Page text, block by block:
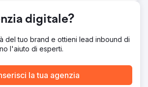
del brand è aumentata del 3.338%
sono aumentati del 2.933%. I clic
Questi risultati riflettono l'impatto di
creatività ottimizzate e un
misurabile.
digitale?
del tuo brand e ottieni lead inbound di
l'aiuto di esperti.
la tua agenzia